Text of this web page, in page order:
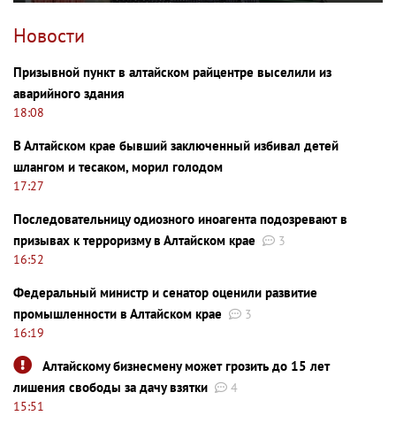
Новости
Призывной пункт в алтайском райцентре выселили из
аварийного здания
18:08
В Алтайском крае бывший заключенный избивал детей
шлангом и тесаком, морил голодом
17:27
Последовательницу одиозного иноагента подозревают в
призывах к терроризму в Алтайском крае
3
16:52
Федеральный министр и сенатор оценили развитие
промышленности в Алтайском крае
3
16:19
Алтайскому бизнесмену может грозить до 15 лет
лишения свободы за дачу взятки
4
15:51